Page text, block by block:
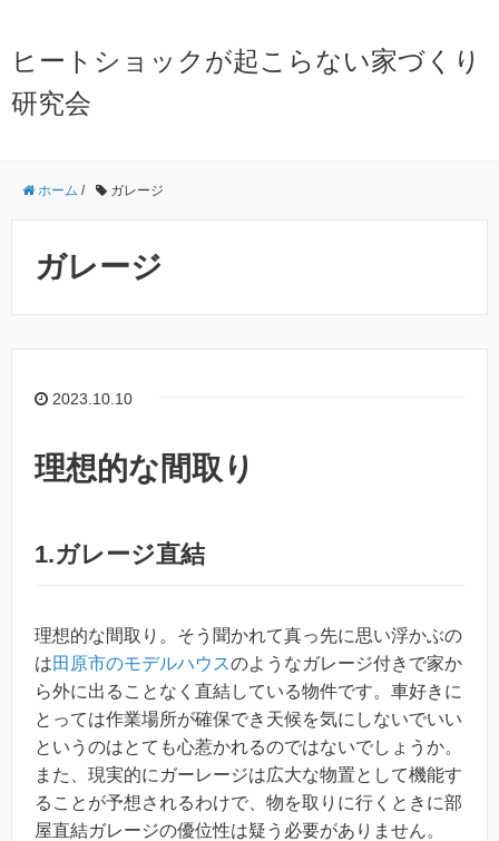
ヒートショックが起こらない家づくり
研究会
ホーム / ガレージ
ガレージ
2023.10.10
理想的な間取り
1.ガレージ直結
理想的な間取り。そう聞かれて真っ先に思い浮かぶの
は田原市のモデルハウスのようなガレージ付きで家か
ら外に出ることなく直結している物件です。車好きに
とっては作業場所が確保でき天候を気にしないでいい
というのはとても心惹かれるのではないでしょうか。
また、現実的にガーレージは広大な物置として機能す
ることが予想されるわけで、物を取りに行くときに部
屋直結ガレージの優位性は疑う必要がありません。